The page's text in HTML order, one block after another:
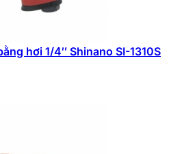
hơi 1/4″ Shinano SI-1310S